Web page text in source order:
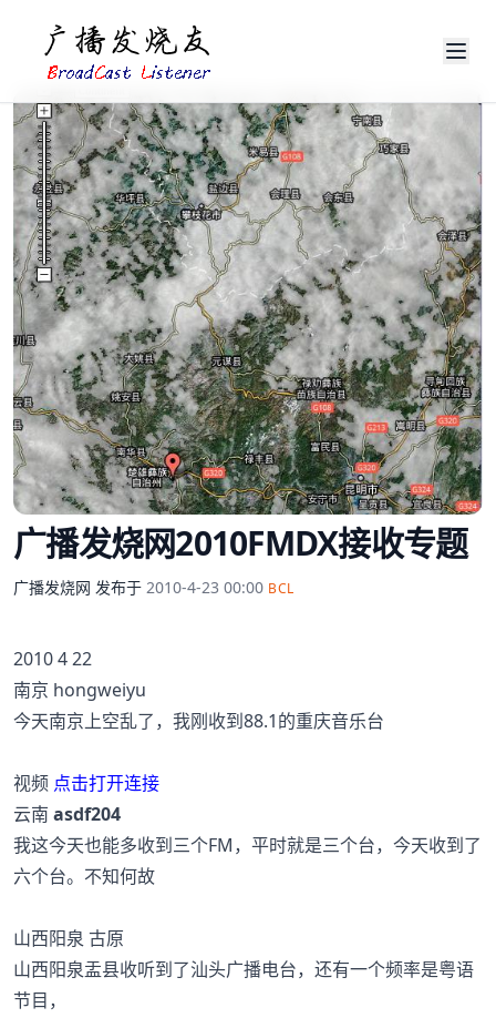
广播发烧网2010FMDX接收专题
广播发烧网 发布于 2010-4-23 00:00 BCL
2010 4 22
南京 hongweiyu
今天南京上空乱了，我刚收到88.1的重庆音乐台
视频 点击打开连接
云南 asdf204
我这今天也能多收到三个FM，平时就是三个台，今天收到了
六个台。不知何故
山西阳泉 古原
山西阳泉盂县收听到了汕头广播电台，还有一个频率是粤语
节目，